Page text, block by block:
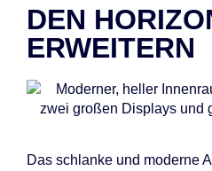
DEN
ERWEITERN
Das schlan­ke und mo­der­ne